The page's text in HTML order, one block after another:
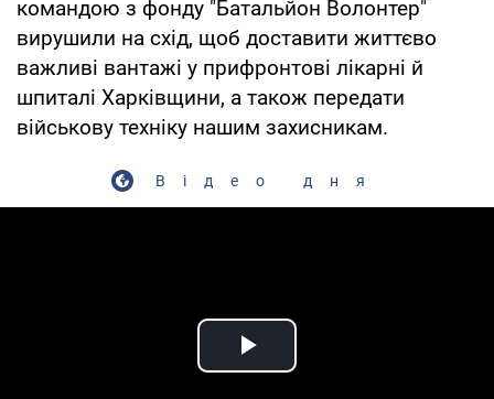
командою з фонду "Батальйон Волонтер"
вирушили на схід, щоб доставити життєво
важливі вантажі у прифронтові лікарні й
шпиталі Харківщини, а також передати
військову техніку нашим захисникам.
Відео дня
Play Video